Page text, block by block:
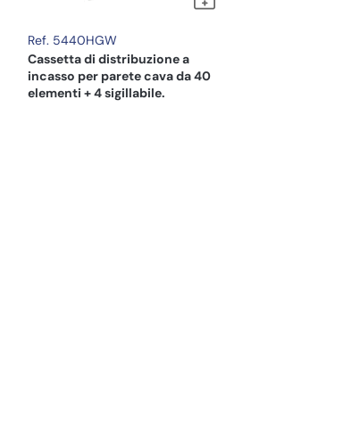
Ref. 5440HGW
Cassetta di distribuzione a
incasso per parete cava da 40
elementi + 4 sigillabile.